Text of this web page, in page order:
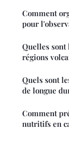
Comment
pour
Quelles sont
régions
Quels sont
de longue
Comment
nutritifs en